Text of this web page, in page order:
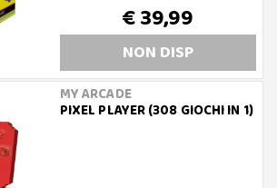
€ 39,99
NON DISP
MY ARCADE
PIXEL PLAYER (308 GIOCHI IN 1)